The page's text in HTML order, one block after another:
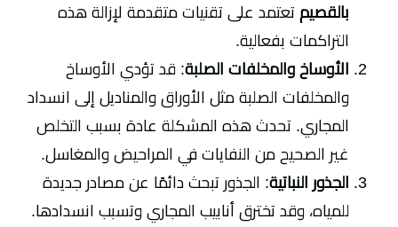
بالقصيم تعتمد على تقنيات متقدمة لإزالة هذه
التراكمات بفعالية.
الأوساخ والمخلفات الصلبة: قد تؤدي الأوساخ
والمخلفات الصلبة مثل الأوراق والمناديل إلى انسداد
المجاري. تحدث هذه المشكلة عادة بسبب التخلص
غير الصحيح من النفايات في المراحيض والمغاسل.
الجذور النباتية: الجذور تبحث دائمًا عن مصادر جديدة
للمياه، وقد تخترق أنابيب المجاري وتسبب انسدادها.